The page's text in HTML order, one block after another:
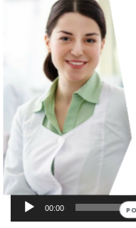
फैटी लिवर (Fatty
Mukul Rastogi
d
a
y
00:00